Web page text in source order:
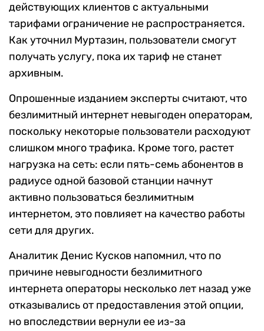
действующих клиентов с актуальными
тарифами ограничение не распространяется.
Как уточнил Муртазин, пользователи смогут
получать услугу, пока их тариф не станет
архивным.
Опрошенные изданием эксперты считают, что
безлимитный интернет невыгоден операторам,
поскольку некоторые пользователи расходуют
слишком много трафика. Кроме того, растет
нагрузка на сеть: если пять-семь абонентов в
радиусе одной базовой станции начнут
активно пользоваться безлимитным
интернетом, это повлияет на качество работы
сети для других.
Аналитик Денис Кусков напомнил, что по
причине невыгодности безлимитного
интернета операторы несколько лет назад уже
отказывались от предоставления этой опции,
но впоследствии вернули ее из-за